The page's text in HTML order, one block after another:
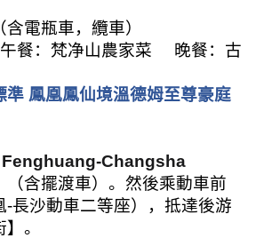
含電瓶車，纜車）
午餐：梵净山農家菜
晚餐：古
準 鳳凰鳳仙境溫德姆至尊豪庭
Fenghuang-Changsha
（含擺渡車）。然後乘動車前
-長沙動車二等座），抵達後游
。